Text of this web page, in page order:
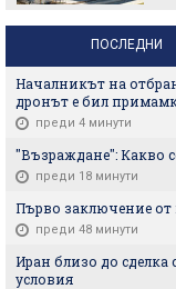
ПОСЛЕДНИ
Началникът на
дронът е бил
преди 4 минути
"Възраждане": Какво
преди 18 минути
Първо заключение от
преди 48 минути
Иран близо до
условия